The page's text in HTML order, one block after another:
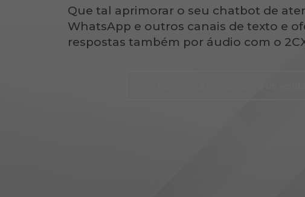
Que tal aprimorar o seu chatbot de
WhatsApp e outros canais de texto e
respostas também por áudio com o